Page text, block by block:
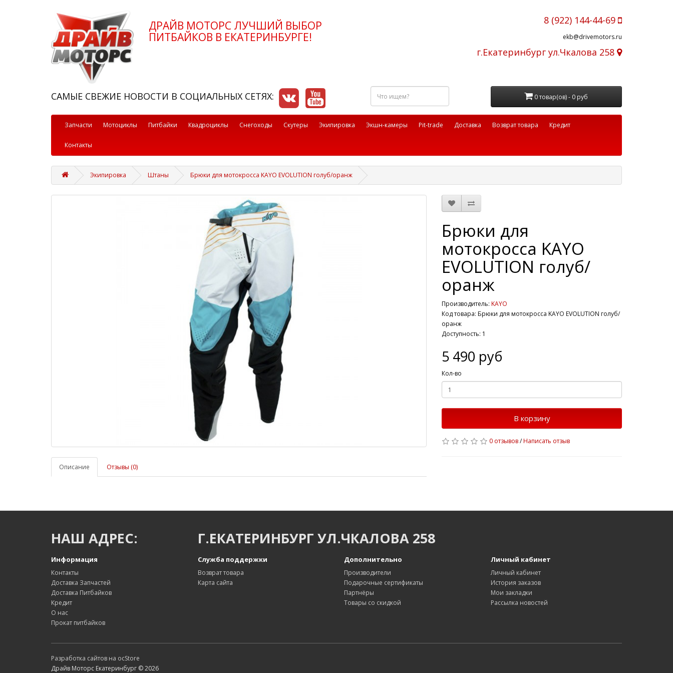
ДРАЙВ МОТОРС ЛУЧШИЙ ВЫБОР
ПИТБАЙКОВ В ЕКАТЕРИНБУРГЕ!
8 (922) 144-44-69
ekb@drivemotors.ru
г.Екатеринбург ул.Чкалова 258
САМЫЕ СВЕЖИЕ НОВОСТИ В СОЦИАЛЬНЫХ СЕТЯХ:
Что
ищем?
0 товар(ов) - 0 руб
Запчасти Мотоциклы Питбайки Квадроциклы Снегоходы Скутеры Экипировка Экшн-камеры Pit-trade Доставка Возврат товара Кредит
Контакты
Экипировка Штаны Брюки для мотокросса KAYO EVOLUTION голуб/оранж
Описание Отзывы (0)
Брюки для
мотокросса KAYO
EVOLUTION голуб/
оранж
Производитель: KAYO
Код товара: Брюки для мотокросса KAYO EVOLUTION голуб/
оранж
Доступность: 1
5 490 руб
Кол-во
В корзину
0 отзывов/Написать отзыв
НАШ АДРЕС: Г.ЕКАТЕРИНБУРГ УЛ.ЧКАЛОВА 258
Информация
Контакты
Доставка Запчастей
Доставка Питбайков
Кредит
О нас
Прокат питбайков
Служба поддержки
Возврат товара
Карта сайта
Дополнительно
Производители
Подарочные сертификаты
Партнёры
Товары со скидкой
Личный кабинет
Личный кабинет
История заказов
Мои закладки
Рассылка новостей
Разработка сайтов на ocStore
Драйв Моторс Екатеринбург © 2026